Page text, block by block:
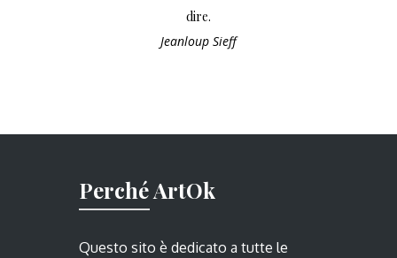
dire.
Jeanloup Sieff
Perché ArtOk
Questo sito è dedicato a tutte le